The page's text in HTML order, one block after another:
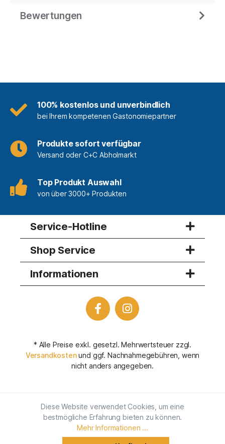
Bewertungen
100% kostenlos und unverbindlich
bei Ihrem kompetenen Gastonomiepartner
Produkte sofort verfügbar
Versand oder C+C Abholmarkt
Top Produkt Auswahl
von über 3000+ Produkten
Service-Hotline
Shop Service
Informationen
* Alle Preise exkl. gesetzl. Mehrwertsteuer zzgl.
Versandkostenund ggf. Nachnahmegebühren, wenn
nicht anders angegeben.
Diese Website verwendet Cookies, um eine
bestmögliche Erfahrung bieten zu können.
Mehr Informationen ...